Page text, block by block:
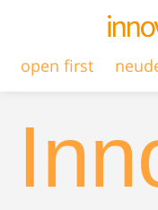
open first